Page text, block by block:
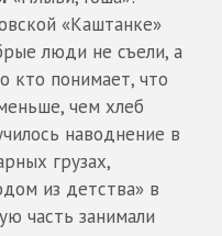
«Каштанке»
люди не съели, а
кто понимает, что
чем хлеб
наводнение в
грузах,
из детства» в
часть занимали